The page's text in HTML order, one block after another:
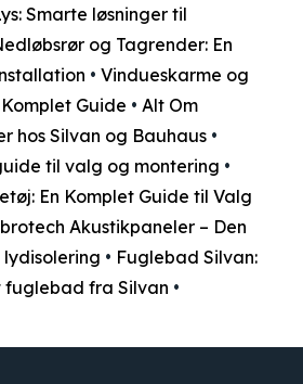
Smarte løsninger til
og Tagrender: En
• Vindueskarme og
Guide • Alt Om
hos Silvan og Bauhaus •
til valg og montering •
En Komplet Guide til Valg
Akustikpaneler – Den
• Fuglebad Silvan:
fuglebad fra Silvan •